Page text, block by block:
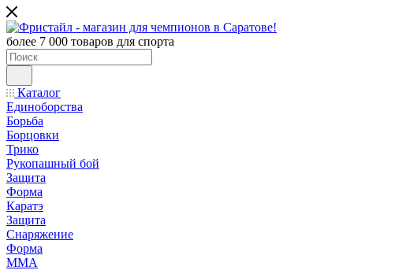
более 7 000 товаров для спорта
Каталог
Единоборства
Борьба
Борцовки
Трико
Рукопашный бой
Защита
Форма
Каратэ
Защита
Снаряжение
Форма
ММА